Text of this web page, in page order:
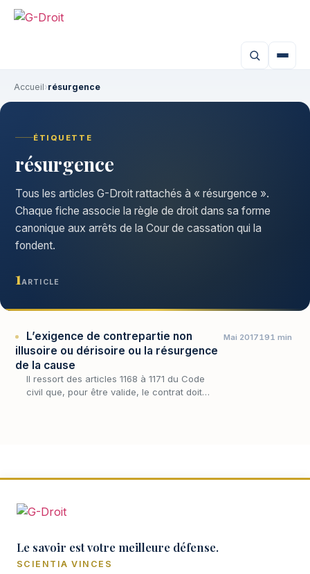
Accueil›résurgence
ÉTIQUETTE
résurgence
Tous les articles G-Droit rattachés à « résurgence ».
Chaque fiche associe la règle de droit dans sa forme
canonique aux arrêts de la Cour de cassation qui la
fondent.
1 ARTICLE
L’exigence de contrepartie non
illusoire ou dérisoire ou la résurgence
de la cause
Il ressort des articles 1168 à 1171 du Code
civil que, pour être valide, le contrat doit
Mai 2017191 min
Le savoir est votre meilleure défense.
SCIENTIA VINCES